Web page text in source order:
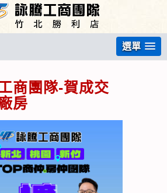
選單
商團隊-賀成交
房